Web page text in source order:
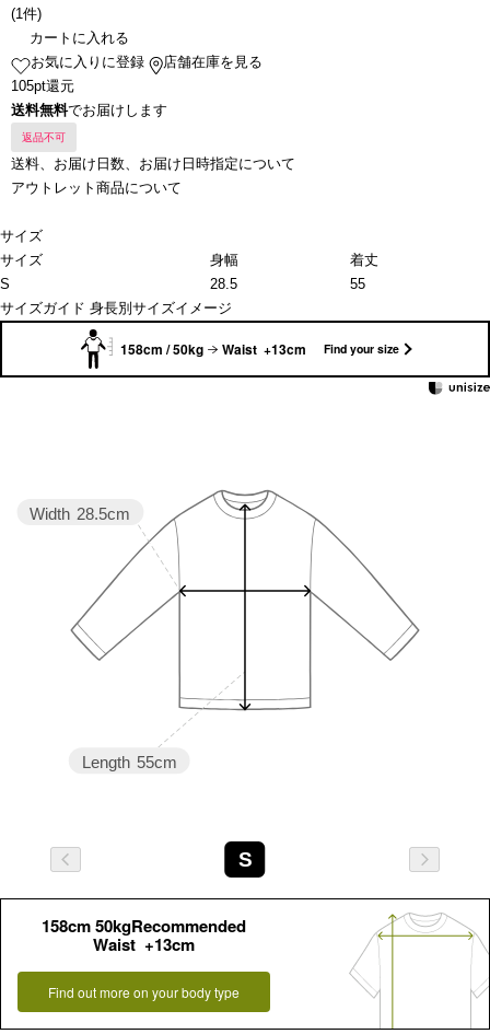
(1件)
カートに入れる
お気に入りに登録
店舗在庫を見る
105pt還元
送料無料でお届けします
返品不可
送料、お届け日数、お届け日時指定について
アウトレット商品について
サイズ
サイズ
身幅
着丈
S
28.5
55
サイズガイド 身長別サイズイメージ
158cm / 50kg Waist +13cm Find your size
Length 55cm
Width 28.5cm
S
158cm 50kgRecommended
Waist +13cm
Find out more on your body type